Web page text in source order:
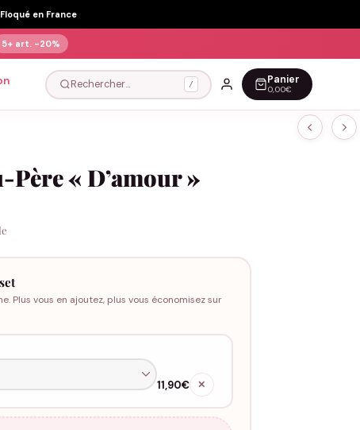
Floqué en France
5+ art. -20%
Rechercher… / Panier
0,00€
Père « D’amour »
Plus vous en ajoutez, plus vous économisez sur
11,90€ ✕